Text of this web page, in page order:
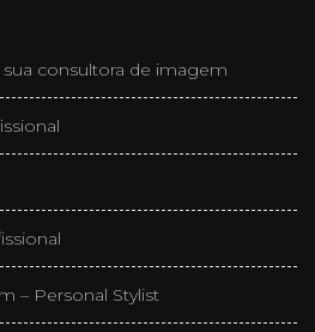
consultora de imagem
– Personal Stylist